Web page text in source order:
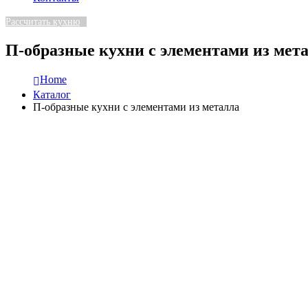
Рассчитать кухню
П-образные кухни с элементами из
Home
Каталог
П-образные кухни с элементами из металла